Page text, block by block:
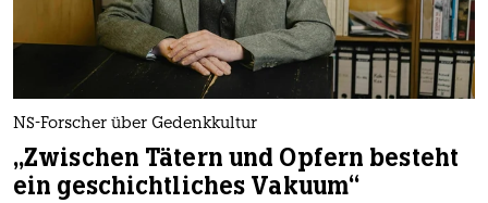
NS-Forscher über Gedenkkultur
„Zwischen Tätern und Opfern besteht
ein geschichtliches Vakuum“